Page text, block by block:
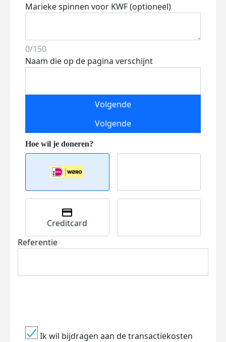
Marieke spinnen voor KWF (optioneel)
0/150
Naam die op de pagina verschijnt
Volgende
Volgende
Creditcard
Referentie
Ik wil bijdragen aan de transactiekosten